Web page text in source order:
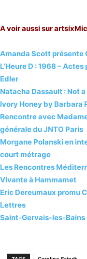
A voir aussi sur
Amanda Scott présente
L’Heure D : 1968 –
Edler
Natacha Dassault : Not
Ivory Honey by Barbara
Rencontre avec
générale du JNTO Paris
Morgane Polanski en
court métrage
Les Rencontres
Vivante à Hammamet
Eric Dereumaux promu
Lettres
Saint-Gervais-les-Bains